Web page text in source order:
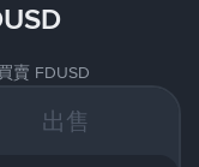
賣 FDUSD
出售